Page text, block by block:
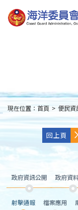
到
主
:::
現在位置： 首頁 > 便民資
回上頁
政府資訊公開 政府資
射擊通報 檔案應用